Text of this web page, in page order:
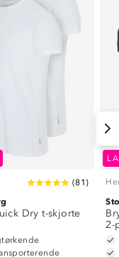
(81 )
Dry t-skjorte
2-